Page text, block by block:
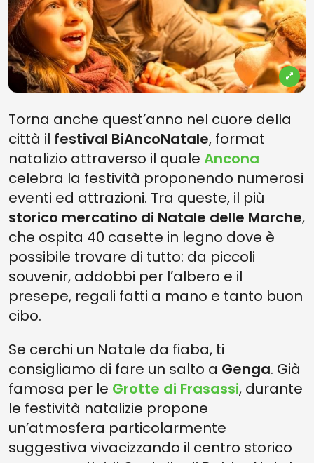
Torna anche quest’anno nel cuore della
città il festival BiAncoNatale, format
natalizio attraverso il quale Ancona
celebra la festività proponendo numerosi
eventi ed attrazioni. Tra queste, il più
storico mercatino di Natale delle Marche,
che ospita 40 casette in legno dove è
possibile trovare di tutto: da piccoli
souvenir, addobbi per l’albero e il
presepe, regali fatti a mano e tanto buon
cibo.
Se cerchi un Natale da fiaba, ti
consigliamo di fare un salto a Genga. Già
famosa per le Grotte di Frasassi, durante
le festività natalizie propone
un’atmosfera particolarmente
suggestiva vivacizzando il centro storico